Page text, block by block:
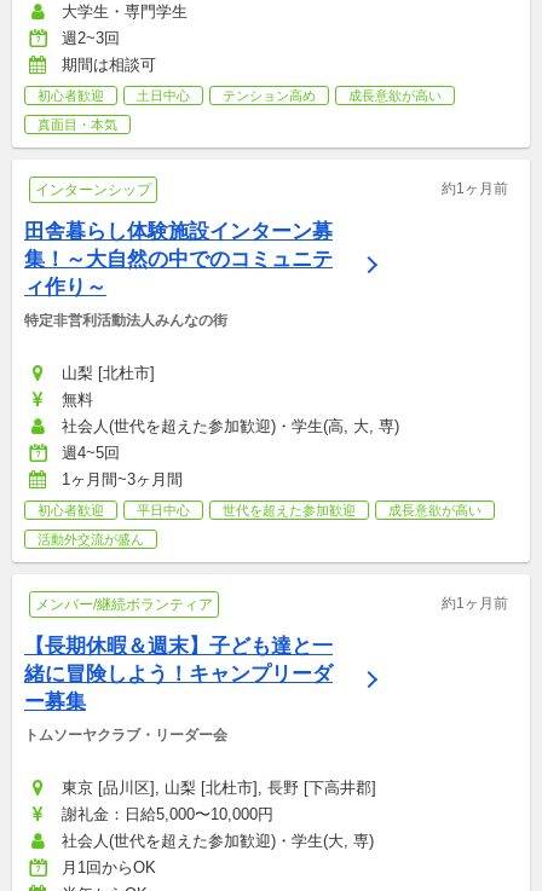
大学生・専門学生
週2~3回
期間は相談可
初心者歓迎 土日中心 テンション高め
成長意欲が高い
真面目・本気
インターンシップ 約1ヶ月前
田舎暮らし体験施設インターン募
集！～大自然の中でのコミュニテ
ィ作り～
特定非営利活動法人みんなの街
山梨 [北杜市]
無料
社会人(世代を超えた参加歓迎)・学生(高, 大, 専)
週4~5回
1ヶ月間~3ヶ月間
初心者歓迎 平日中心 世代を超えた参加歓迎
成長意欲が高い
活動外交流が盛ん
メンバー/継続ボランティア 約1ヶ月前
【長期休暇＆週末】子ども達と一
緒に冒険しよう！キャンプリーダ
ー募集
トムソーヤクラブ・リーダー会
東京 [品川区], 山梨 [北杜市], 長野 [下高井郡]
謝礼金：日給5,000〜10,000円
社会人(世代を超えた参加歓迎)・学生(大, 専)
月1回からOK